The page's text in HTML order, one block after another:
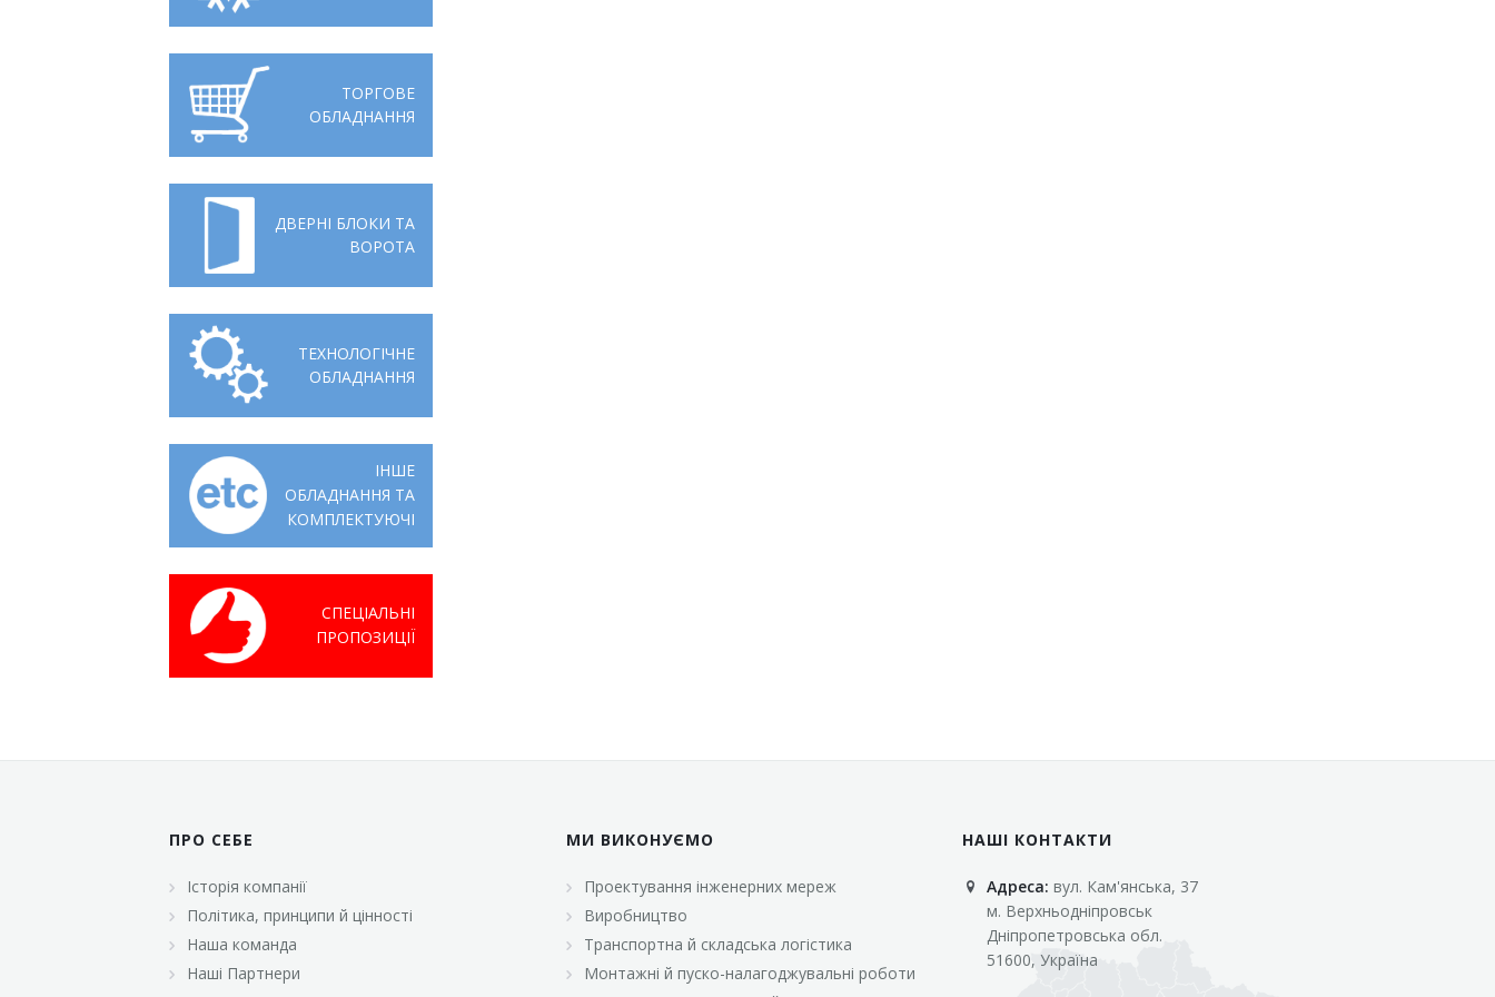
Ліцензії, сертифікати, дипломи
Відео
Вакансії
Сервіс
Модернізація
ТОРГОВЕ
ОБЛАДНАННЯ
ДВЕРНІ БЛОКИ ТА
ВОРОТА
ТЕХНОЛОГІЧНЕ
ОБЛАДНАННЯ
ІНШЕ
ОБЛАДНАННЯ ТА
КОМПЛЕКТУЮЧІ
СПЕЦІАЛЬНІ
ПРОПОЗИЦІЇ
ПРО СЕБЕ
Історія компанії
Політика, принципи й цінності
Наша команда
Наші Партнери
МИ ВИКОНУЄМО
Проектування інженерних мереж
Виробництво
Транспортна й складська логістика
Монтажні й пуско-налагоджувальні роботи
НАШІ КОНТАКТИ
Адреса: вул. Кам'янська, 37
м. Верхньодніпровськ
Дніпропетровська обл.
51600, Україна